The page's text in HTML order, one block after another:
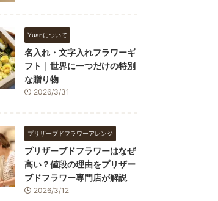
Yuanについて
名入れ・文字入れフラワーギ
フト｜世界に一つだけの特別
な贈り物
2026/3/31
プリザーブドフラワーアレンジ
プリザーブドフラワーはなぜ
高い？値段の理由をプリザー
ブドフラワー専門店が解説
2026/3/12